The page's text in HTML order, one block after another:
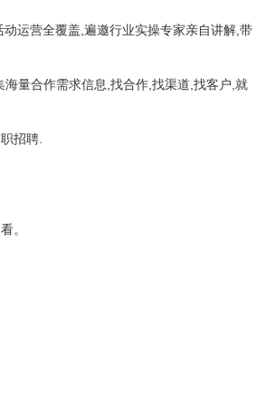
运营全覆盖,遍邀行业实操专家亲自讲解,带
量合作需求信息,找合作,找渠道,找客户,就
招聘.
。